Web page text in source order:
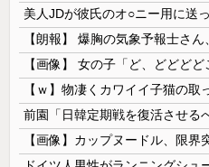
【朗報】 爆胸の気象予報士さ
【画像】 女の子「ど、どどどど
【ｗ】物凄くカワイイ子猫の取
【画像】カップヌードル、限界